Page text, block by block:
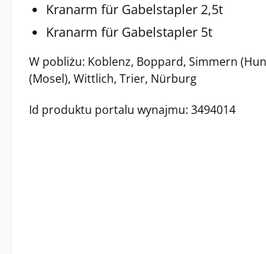
Kranarm für Gabelstapler 2,5t
Kranarm für Gabelstapler 5t
W pobliżu: Koblenz, Boppard, Simmern
(Mosel), Wittlich, Trier, Nürburg
Id produktu portalu wynajmu: 3494014